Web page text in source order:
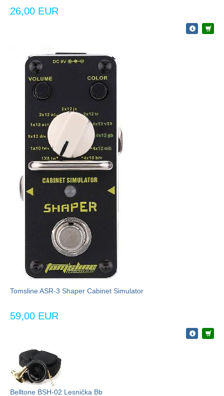
26,00 EUR
Tomsline ASR-3 Shaper Cabinet Simulator
59,00 EUR
Belltone BSH-02 Lesnička Bb